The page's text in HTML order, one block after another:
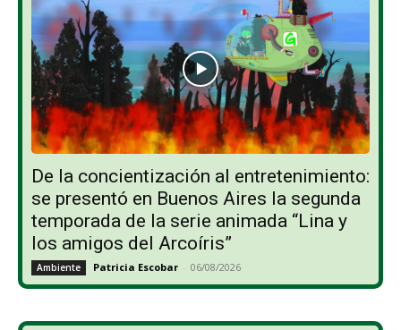
De la concientización al entretenimiento:
se presentó en Buenos Aires la segunda
temporada de la serie animada “Lina y
los amigos del Arcoíris”
Ambiente Patricia Escobar - 06/08/2026